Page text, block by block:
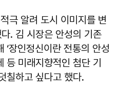
극 알려 도시 이미지를 변
. 김 시장은 안성의 기존
‘장인정신이란 전통의 안성
등 미래지향적인 첨단 기
칠하고 싶다고 했다.